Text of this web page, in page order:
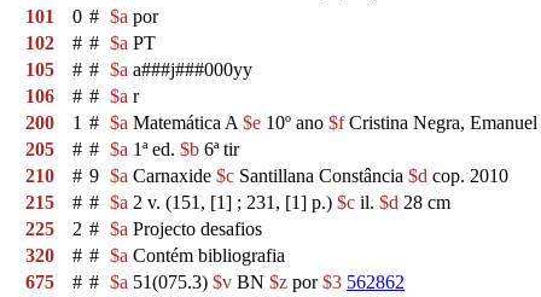
101
0 # $a por
102
# # $a PT
105
# # $a a###j###000yy
106
# # $a r
200
1 # $a Matemática A $e 10º ano $fCristina Negra,
205
# # $a 1ª ed. $b 6ª tir
210
# 9 $a Carnaxide $c Santillana Constância $d cop. 2010
215
# # $a 2 v. (151, [1] ; 231, [1] p.) $c il. $d 28 cm
225
2 # $a Projecto desafios
320
# # $a Contém bibliografia
675
# # $a 51(075.3) $v BN $z por$3 562862